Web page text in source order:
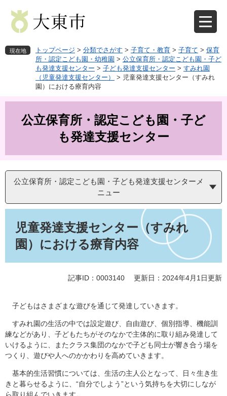
先
を
本
現在地 トップページ > 分類でさがす > 子育て・教育 > 子育て > 保育
所・認定こども園・幼稚園 > 公立保育所・認定こども園・子ど
も発達支援センター > 子ども発達支援センター > すみれ園
（児童発達支援センター）
> 児童発達支援センター（すみれ
園）における療育内容
公立保育所・認定こども園・子ど
も発達支援センター
公立保育所・認定こども園・子ども発達支援センターメ
ニュー
児童発達支援センター（すみれ
園）における療育内容
記事ID：0003140 更新日：2024年4月1日更新
子どもはさまざまな遊びを通じて発達していきます。
すみれ園の生活の中では設定遊び、自由遊び、個別指導、機能訓
練などがあり、子どもたちがそのなかで主体的に取り組み発達して
いけるように、またクラス集団のなかで子ども同士が響き合う場を
つくり、遊びや人へのかかわりを高めていきます。
基本的生活習慣については、生活の主人公となって、日々生き生
きと暮らせるように、“自分でしよう”という気持ちを大切にしなが